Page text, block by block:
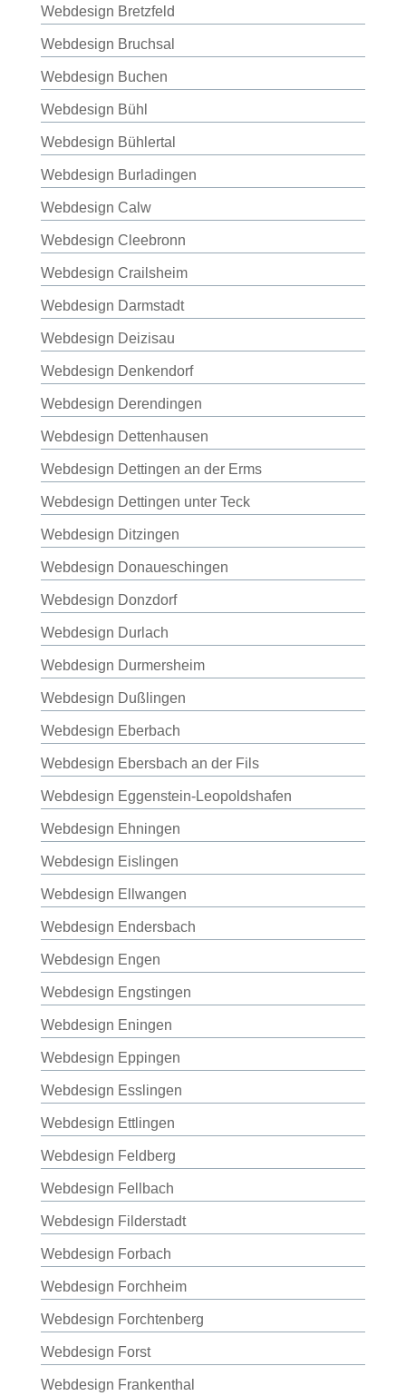
Webdesign Bretzfeld
Webdesign Bruchsal
Webdesign Buchen
Webdesign Bühl
Webdesign Bühlertal
Webdesign Burladingen
Webdesign Calw
Webdesign Cleebronn
Webdesign Crailsheim
Webdesign Darmstadt
Webdesign Deizisau
Webdesign Denkendorf
Webdesign Derendingen
Webdesign Dettenhausen
Webdesign Dettingen an der Erms
Webdesign Dettingen unter Teck
Webdesign Ditzingen
Webdesign Donaueschingen
Webdesign Donzdorf
Webdesign Durlach
Webdesign Durmersheim
Webdesign Dußlingen
Webdesign Eberbach
Webdesign Ebersbach an der Fils
Webdesign Eggenstein-Leopoldshafen
Webdesign Ehningen
Webdesign Eislingen
Webdesign Ellwangen
Webdesign Endersbach
Webdesign Engen
Webdesign Engstingen
Webdesign Eningen
Webdesign Eppingen
Webdesign Esslingen
Webdesign Ettlingen
Webdesign Feldberg
Webdesign Fellbach
Webdesign Filderstadt
Webdesign Forbach
Webdesign Forchheim
Webdesign Forchtenberg
Webdesign Forst
Webdesign Frankenthal